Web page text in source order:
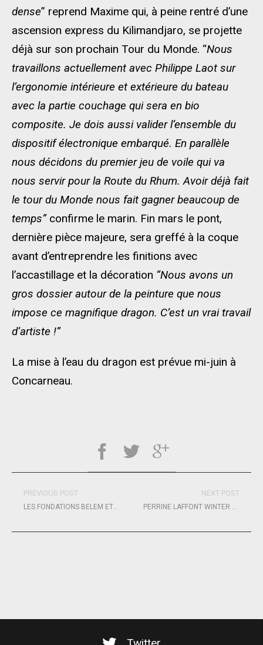
dense” reprend Maxime qui, à peine rentré d’une
ascension express du Kilimandjaro, se projette
déjà sur son prochain Tour du Monde. “Nous
travaillons actuellement avec Philippe Laot sur
l’ergonomie intérieure et extérieure du bateau
avec la partie couchage qui sera en bio
composite. Je dois aussi valider l’ensemble du
dispositif électronique embarqué. En parallèle
nous décidons du premier jeu de voile qui va
nous servir pour la Route du Rhum. Avoir déjà fait
le tour du Monde nous fait gagner beaucoup de
temps” confirme le marin. Fin mars le pont,
dernière pièce majeure, sera greffé à la coque
avant d’entreprendre les finitions avec
l’accastillage et la décoration “Nous avons un
gros dossier autour de la peinture que nous
impose ce magnifique dragon. C’est un vrai travail
d’artiste !”
La mise à l’eau du dragon est prévue mi-juin à
Concarneau.
PREVIOUS POST
LES FONDATIONS BELEM ET MELISSA : POUR RÉDUIRE L’IMPACT ENVIRONNEMENTAL DU BELEM !
NEXT POST
PERRINE LAFFONT WINTER CAMP